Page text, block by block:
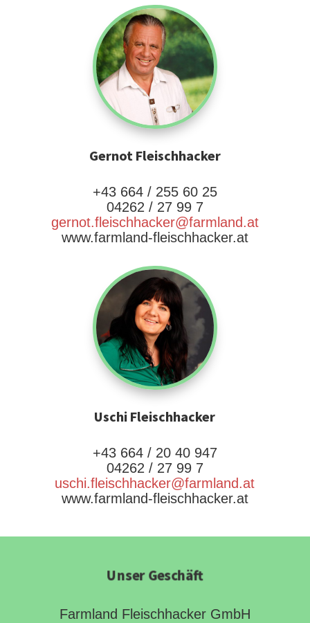
Gernot Fleischhacker
+43 664 / 255 60 25
04262 / 27 99 7
gernot.fleischhacker@farmland.at
www.farmland-fleischhacker.at
Uschi Fleischhacker
+43 664 / 20 40 947
04262 / 27 99 7
uschi.fleischhacker@farmland.at
www.farmland-fleischhacker.at
Unser Geschäft
Farmland Fleischhacker GmbH